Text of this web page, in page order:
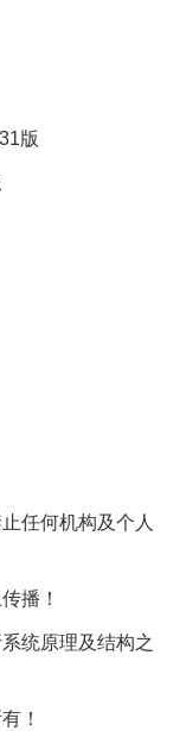
版
任何机构及个人
播！
统原理及结构之
！